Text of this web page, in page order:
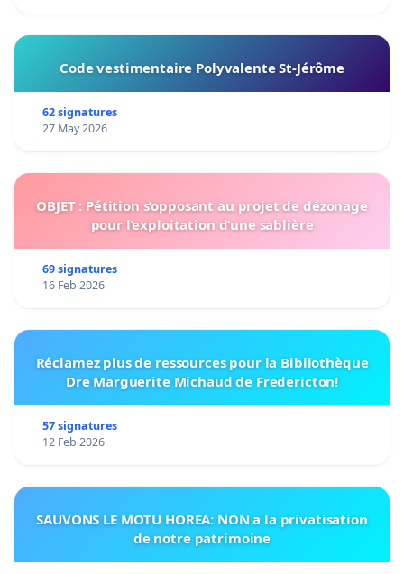
Code vestimentaire Polyvalente St-Jérôme
62 signatures
27 May 2026
OBJET : Pétition s’opposant au projet de dézonage
pour l’exploitation d’une sablière
69 signatures
16 Feb 2026
Réclamez plus de ressources pour la Bibliothèque
Dre Marguerite Michaud de Fredericton!
57 signatures
12 Feb 2026
SAUVONS LE MOTU HOREA: NON a la privatisation
de notre patrimoine